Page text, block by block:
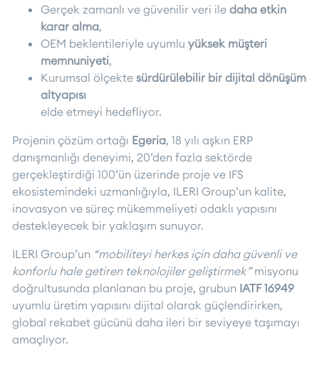
Gerçek zamanlı ve güvenilir veri ile daha etkin
karar alma,
OEM beklentileriyle uyumlu yüksek müşteri
memnuniyeti,
Kurumsal ölçekte sürdürülebilir bir dijital dönüşüm
altyapısı
elde etmeyi hedefliyor.
Projenin çözüm ortağı Egeria, 18 yılı aşkın ERP
danışmanlığı deneyimi, 20’den fazla sektörde
gerçekleştirdiği 100’ün üzerinde proje ve IFS
ekosistemindeki uzmanlığıyla, ILERI Group’un kalite,
inovasyon ve süreç mükemmeliyeti odaklı yapısını
destekleyecek bir yaklaşım sunuyor.
ILERI Group’un “mobiliteyi herkes için daha güvenli ve
konforlu hale getiren teknolojiler geliştirmek”misyonu
doğrultusunda planlanan bu proje, grubun IATF 16949
uyumlu üretim yapısını dijital olarak güçlendirirken,
global rekabet gücünü daha ileri bir seviyeye taşımayı
amaçlıyor.